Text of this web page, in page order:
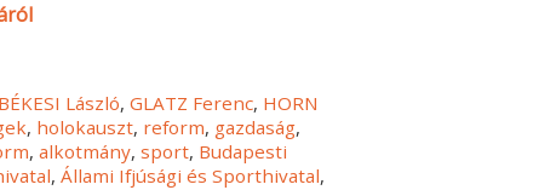
BÉKESI László,GLATZ Ferenc, HORN
, holokauszt, reform, gazdaság,
,alkotmány,sport, Budapesti
,Állami Ifjúsági és Sporthivatal,